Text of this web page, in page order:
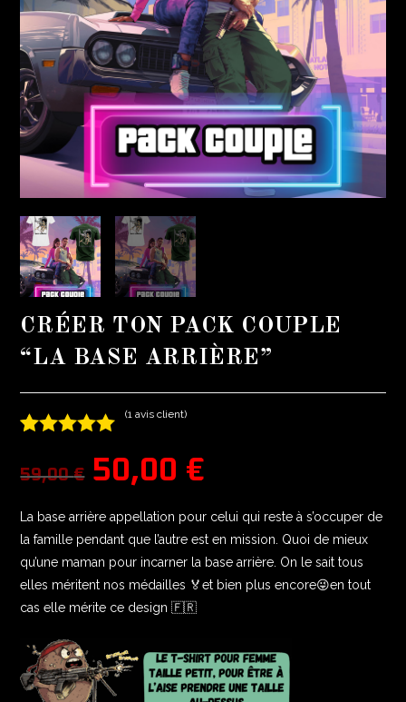
CRÉER TON PACK COUPLE
“LA BASE ARRIÈRE”
sur 5
basé sur
notation
client
(1 avis client)
59,00€ 50,00 €
La base arrière appellation pour celui qui reste à s’occuper de
la famille pendant que l’autre est en mission. Quoi de mieux
qu’une maman pour incarner la base arrière. On le sait tous
elles méritent nos médailles 🏅et bien plus encore😜en tout
cas elle mérite ce design 🇫🇷